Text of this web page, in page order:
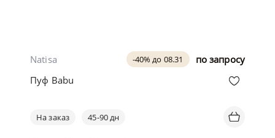
по запросу
-40% до 08.31
Natisa
Пуф Babu
На заказ 45-90 дн